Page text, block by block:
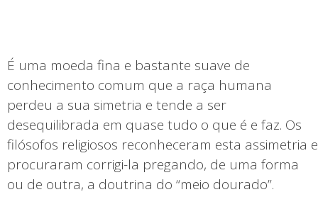
É uma moeda fina e bastante suave de
conhecimento comum que a raça humana
perdeu a sua simetria e tende a ser
desequilibrada em quase tudo o que é e faz. Os
filósofos religiosos reconheceram esta assimetria e
procuraram corrigi-la pregando, de uma forma
ou de outra, a doutrina do “meio dourado”.